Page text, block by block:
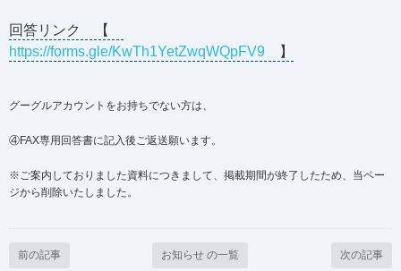
回答リンク 【
https://forms.gle/KwTh1YetZwqWQpFV9 】
グーグルアカウントをお持ちでない方は、
④FAX専用回答書に記入後ご返送願います。
※ご案内しておりました資料につきまして、掲載期間が終了したため、当ペー
ジから削除いたしました。
前の記事 お知らせ の一覧 次の記事